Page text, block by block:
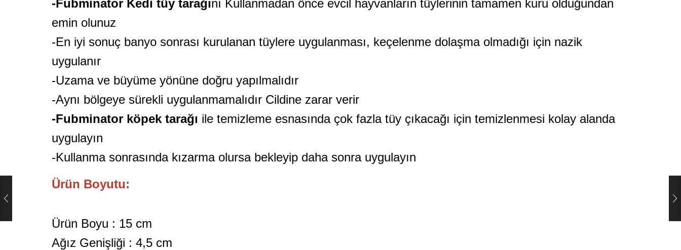
-Fubminator Kedi tüy tarağını Kullanmadan önce evcil hayvanların tüylerinin tamamen kuru olduğundan
emin olunuz
-En iyi sonuç banyo sonrası kurulanan tüylere uygulanması, keçelenme dolaşma olmadığı için nazik
uygulanır
-Uzama ve büyüme yönüne doğru yapılmalıdır
-Aynı bölgeye sürekli uygulanmamalıdır Cildine zarar verir
-Fubminator köpek tarağı ile temizleme esnasında çok fazla tüy çıkacağı için temizlenmesi kolay alanda
uygulayın
-Kullanma sonrasında kızarma olursa bekleyip daha sonra uygulayın
Ürün Boyutu:
Ürün Boyu : 15 cm
Ağız Genişliği : 4,5 cm